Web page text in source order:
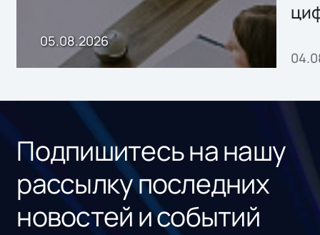
05.08.2026
Подпишитесь на нашу
рассылку последних
новостей и событий